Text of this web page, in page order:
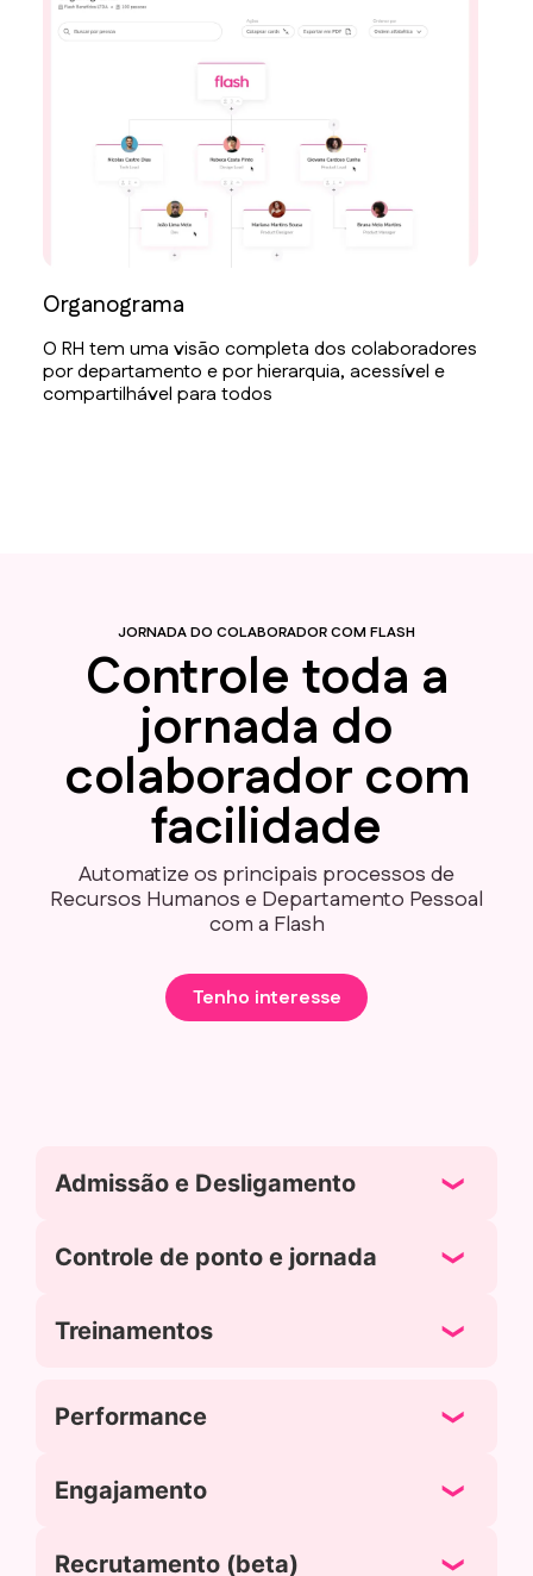
Organograma
O RH tem uma visão completa dos colaboradores
por departamento e por hierarquia, acessível e
compartilhável para todos
JORNADA DO COLABORADOR COM FLASH
Controle toda a
jornada do
colaborador com
facilidade
Automatize os principais processos de
Recursos Humanos e Departamento Pessoal
com a Flash
Tenho interesse
Admissão e Desligamento
Controle de ponto e jornada
Treinamentos
Performance
Engajamento
Recrutamento (beta)